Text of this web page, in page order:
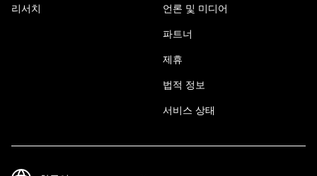
리서치 언론 및 미디어
파트너
제휴
법적 정보
서비스 상태